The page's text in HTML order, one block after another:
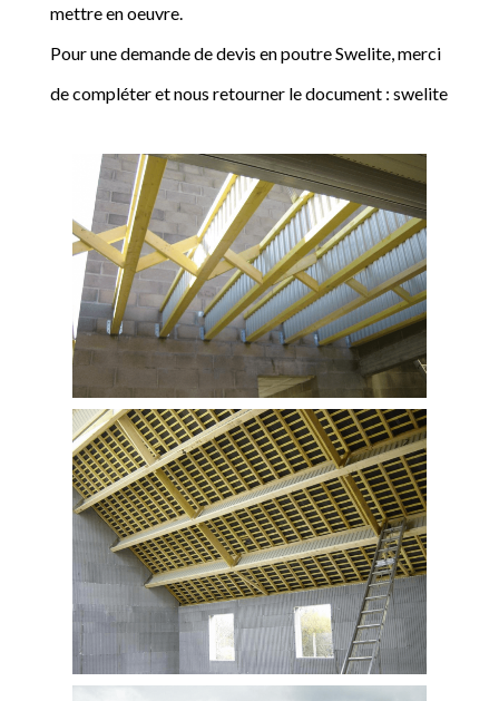
mettre en oeuvre.
Pour une demande de devis en poutre Swelite, merci
de compléter et nous retourner le document : swelite